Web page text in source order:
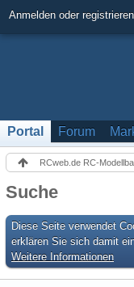
Anmelden oder registrieren
Portal Forum
RCweb.de RC-
Suche
Diese Seite verwendet
erklären Sie sich damit
Weitere Informationen